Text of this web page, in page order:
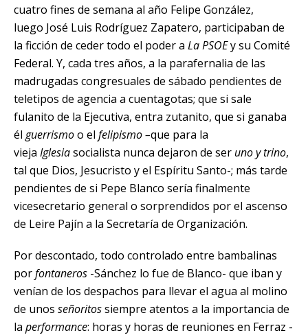
cuatro fines de semana al año Felipe González,
luego José Luis Rodríguez Zapatero, participaban de
la ficción de ceder todo el poder a La PSOEy su Comité
Federal. Y, cada tres años, a la parafernalia de las
madrugadas congresuales de sábado pendientes de
teletipos de agencia a cuentagotas; que si sale
fulanito de la Ejecutiva, entra zutanito, que si ganaba
él guerrismoo el felipismo –que para la
vieja Iglesiasocialista nunca dejaron de ser uno y trino,
tal que Dios, Jesucristo y el Espíritu Santo-; más tarde
pendientes de si Pepe Blanco sería finalmente
vicesecretario general o sorprendidos por el ascenso
de Leire Pajín a la Secretaría de Organización.
Por descontado, todo controlado entre bambalinas
porfontaneros -Sánchez lo fue de Blanco- que iban y
venían de los despachos para llevar el agua al molino
de unos señoritossiempre atentos a la importancia de
la performance: horas y horas de reuniones en Ferraz -